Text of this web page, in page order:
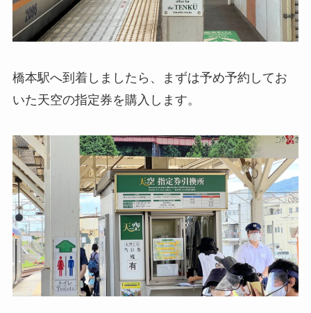
橋本駅へ到着しましたら、まずは予め予約してお
いた天空の指定券を購入します。